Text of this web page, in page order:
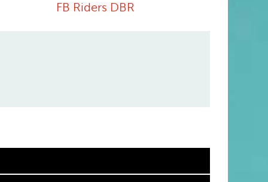
FB Riders DBR